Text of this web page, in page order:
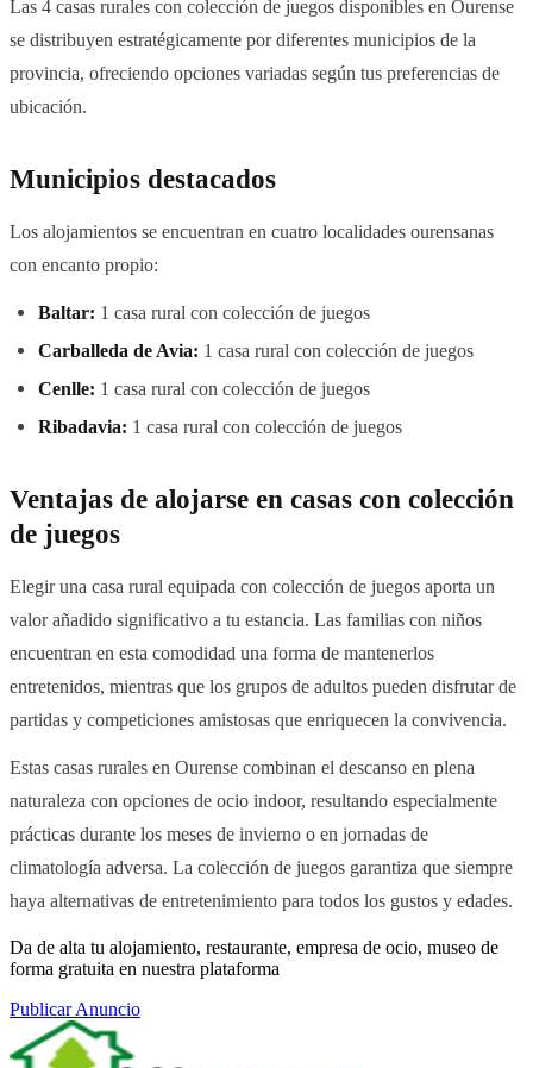
Las 4 casas rurales con colección de juegos disponibles en Ourense
se distribuyen estratégicamente por diferentes municipios de la
provincia, ofreciendo opciones variadas según tus preferencias de
ubicación.
Municipios destacados
Los alojamientos se encuentran en cuatro localidades ourensanas
con encanto propio:
Baltar: 1 casa rural con colección de juegos
Carballeda de Avia: 1 casa rural con colección de juegos
Cenlle: 1 casa rural con colección de juegos
Ribadavia: 1 casa rural con colección de juegos
Ventajas de alojarse en casas con colección
de juegos
Elegir una casa rural equipada con colección de juegos aporta un
valor añadido significativo a tu estancia. Las familias con niños
encuentran en esta comodidad una forma de mantenerlos
entretenidos, mientras que los grupos de adultos pueden disfrutar de
partidas y competiciones amistosas que enriquecen la convivencia.
Estas casas rurales en Ourense combinan el descanso en plena
naturaleza con opciones de ocio indoor, resultando especialmente
prácticas durante los meses de invierno o en jornadas de
climatología adversa. La colección de juegos garantiza que siempre
haya alternativas de entretenimiento para todos los gustos y edades.
Da de alta tu alojamiento, restaurante, empresa de ocio, museo de
forma gratuita en nuestra plataforma
Publicar Anuncio